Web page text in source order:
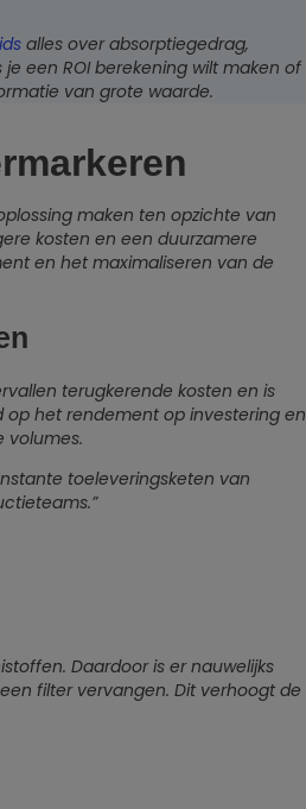
alles over absorptiegedrag,
een ROI berekening wilt maken of
van grote waarde.
maken ten opzichte van
kosten en een duurzamere
en het maximaliseren van de
terugkerende kosten en is
het rendement op investering en
volumes.
toeleveringsketen van
Daardoor is er nauwelijks
filter vervangen. Dit verhoogt de